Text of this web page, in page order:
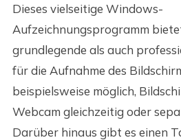
Dieses vielseitige Windows-
Aufzeichnungsprogramm
grundlegende als auch
für die Aufnahme des
beispielsweise möglich,
Webcam gleichzeitig oder
Darüber hinaus gibt es einen